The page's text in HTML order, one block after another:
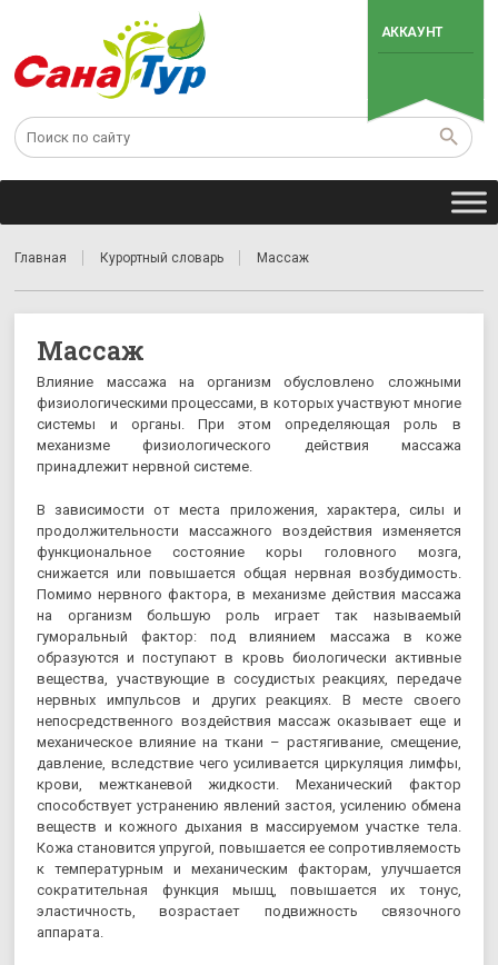
АККАУНТ
Главная Курортный словарь Массаж
Массаж
Влияние массажа на организм обусловлено сложными
физиологическими процессами, в которых участвуют многие
системы и органы. При этом определяющая роль в
механизме физиологического действия массажа
принадлежит нервной системе.
В зависимости от места приложения, характера, силы и
продолжительности массажного воздействия изменяется
функциональное состояние коры головного мозга,
снижается или повышается общая нервная возбудимость.
Помимо нервного фактора, в механизме действия массажа
на организм большую роль играет так называемый
гуморальный фактор: под влиянием массажа в коже
образуются и поступают в кровь биологически активные
вещества, участвующие в сосудистых реакциях, передаче
нервных импульсов и других реакциях. В месте своего
непосредственного воздействия массаж оказывает еще и
механическое влияние на ткани – растягивание, смещение,
давление, вследствие чего усиливается циркуляция лимфы,
крови, межтканевой жидкости. Механический фактор
способствует устранению явлений застоя, усилению обмена
веществ и кожного дыхания в массируемом участке тела.
Кожа становится упругой, повышается ее сопротивляемость
к температурным и механическим факторам, улучшается
сократительная функция мышц, повышается их тонус,
эластичность, возрастает подвижность связочного
аппарата.